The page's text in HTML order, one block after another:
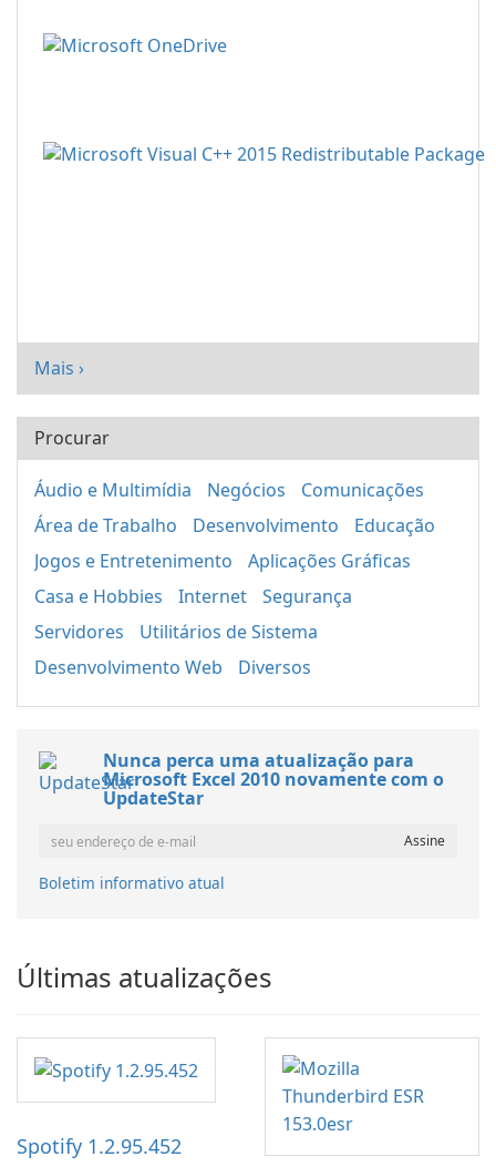
Mais ›
Procurar
Áudio e Multimídia Negócios
Comunicações
Área de Trabalho
Desenvolvimento
Educação
Jogos e Entretenimento
Aplicações Gráficas
Casa e Hobbies
Internet
Segurança
Servidores
Utilitários de Sistema
Desenvolvimento Web
Diversos
Nunca perca uma atualização para
Microsoft Excel 2010 novamente com o
UpdateStar
Boletim informativo atual
Últimas atualizações
Spotify 1.2.95.452